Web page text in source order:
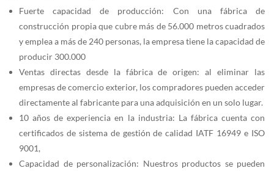
Fuerte capacidad de producción: Con una fábrica de
construcción propia que cubre más de 56.000 metros cuadrados
y emplea a más de 240 personas, la empresa tiene la capacidad de
producir 300.000
Ventas directas desde la fábrica de origen: al eliminar las
empresas de comercio exterior, los compradores pueden acceder
directamente al fabricante para una adquisición en un solo lugar.
10 años de experiencia en la industria: La fábrica cuenta con
certificados de sistema de gestión de calidad IATF 16949 e ISO
9001,
Capacidad de personalización: Nuestros productos se pueden